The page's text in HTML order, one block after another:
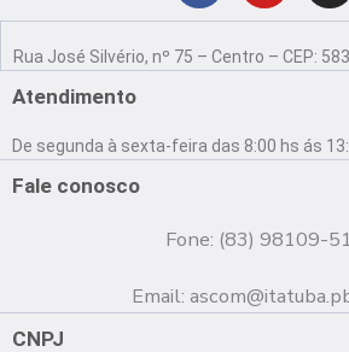
F
c
o
o
Y
u
b
e
I
n
s
g
r
Rua José Silvério, nº 75 – Centro – CEP:
Atendimento
De segunda à sexta-feira das 8:00 hs ás
Fale conosco
Fone: (83) 98109-
Email:
CNPJ